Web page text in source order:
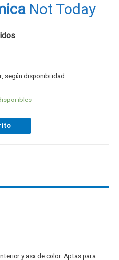
Not Today
según disponibilidad.
y asa de color. Aptas para